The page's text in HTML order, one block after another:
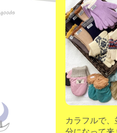
my account
Store
minna kitchen
contact
カラフルで